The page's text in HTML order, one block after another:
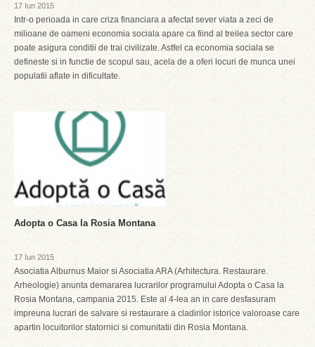
17 Iun 2015
Intr-o perioada in care criza financiara a afectat sever viata a zeci de
milioane de oameni economia sociala apare ca fiind al treilea sector care
poate asigura conditii de trai civilizate. Astfel ca economia sociala se
defineste si in functie de scopul sau, acela de a oferi locuri de munca unei
populatii aflate in dificultate.
Adopta o Casa la Rosia Montana
17 Iun 2015
Asociatia Alburnus Maior si Asociatia ARA (Arhitectura. Restaurare.
Arheologie) anunta demararea lucrarilor programului Adopta o Casa la
Rosia Montana, campania 2015. Este al 4-lea an in care desfasuram
impreuna lucrari de salvare si restaurare a cladirilor istorice valoroase care
apartin locuitorilor statornici si comunitatii din Rosia Montana.